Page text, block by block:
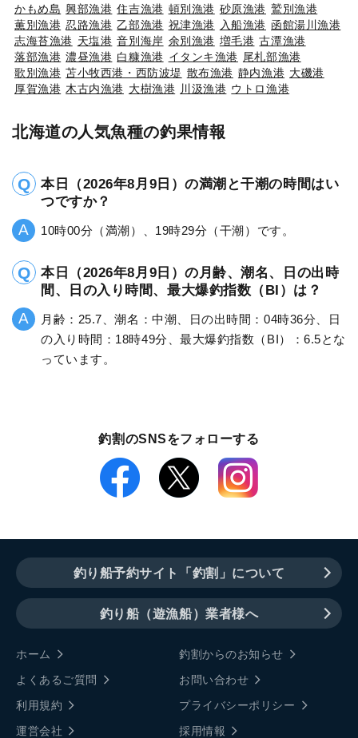
かもめ島 興部漁港 住吉漁港 頓別漁港 砂原漁港 鷲別漁港
薫別漁港 忍路漁港 乙部漁港 祝津漁港 入船漁港 函館湯川漁港
志海苔漁港 天塩港 音別海岸 余別漁港 増毛港 古潭漁港
落部漁港 濃昼漁港 白糠漁港 イタンキ漁港 尾札部漁港
歌別漁港 苫小牧西港・西防波堤 散布漁港 静内漁港 大磯港
厚賀漁港 木古内漁港 大樹漁港 川汲漁港 ウトロ漁港
北海道の人気魚種の釣果情報
本日（2026年8月9日）の満潮と干潮の時間はい
つですか？
10時00分（満潮）、19時29分（干潮）です。
本日（2026年8月9日）の月齢、潮名、日の出時
間、日の入り時間、最大爆釣指数（BI）は？
月齢：25.7、潮名：中潮、日の出時間：04時36分、日
の入り時間：18時49分、最大爆釣指数（BI）：6.5とな
っています。
釣割のSNSをフォローする
釣り船予約サイト「釣割」について
釣り船（遊漁船）業者様へ
ホーム
釣割からのお知らせ
よくあるご質問
お問い合わせ
利用規約
プライバシーポリシー
運営会社
採用情報